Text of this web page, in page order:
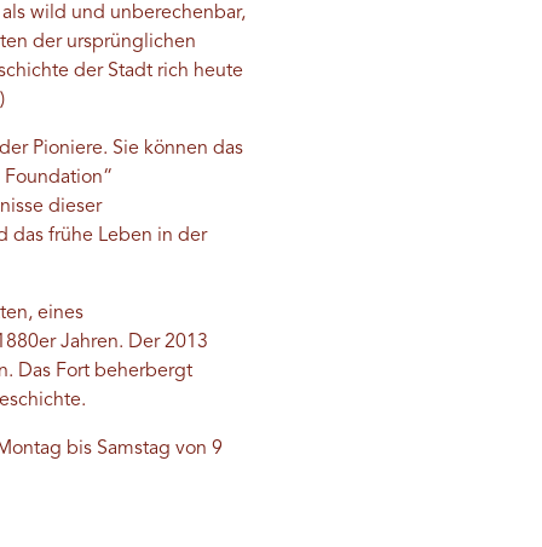
wild und unberechenbar,
der ursprünglichen
der Stadt rich heute
)
Pioniere. Sie können das
dieser
das frühe Leben in der
eines
Jahren. Der 2013
Das Fort beherbergt
bis Samstag von 9